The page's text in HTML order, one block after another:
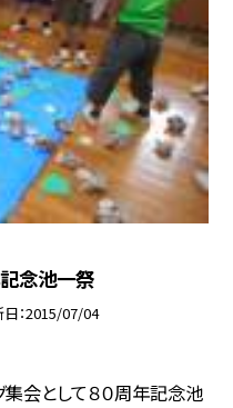
念池一祭
日 2015/07/04
会として８０周年記念池